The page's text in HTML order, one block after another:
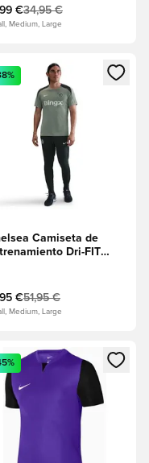
€34,95 €
Medium, Large
registrarse como
un modal para iniciar
Camiseta de
Dri-FIT
Phantom Marl
€51,95 €
Medium, Large
registrarse como
un modal para iniciar